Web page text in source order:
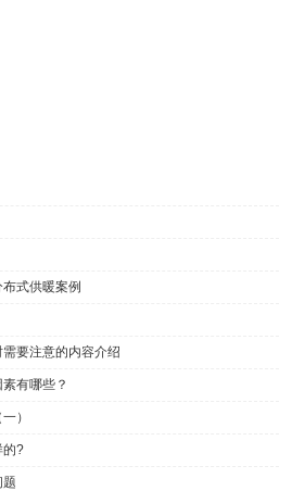
方法和使用时需要注意的内容介绍
式供暖案例
要注意的内容介绍
有哪些？
）
的?